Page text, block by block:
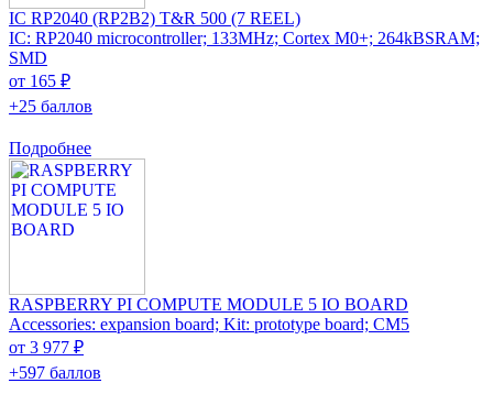
IC RP2040 (RP2B2) T&R 500 (7 REEL)
IC: RP2040 microcontroller; 133MHz; Cortex M0+; 264kBSRAM;
SMD
от 165 ₽
+25 баллов
Подробнее
RASPBERRY PI COMPUTE MODULE 5 IO BOARD
Accessories: expansion board; Kit: prototype board; CM5
от 3 977 ₽
+597 баллов